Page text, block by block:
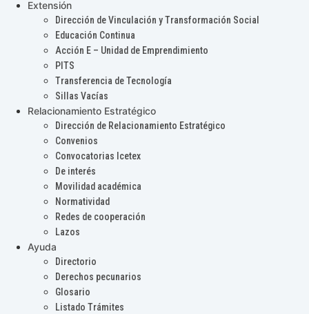
Extensión
Dirección de Vinculación y Transformación Social
Educación Continua
Acción E – Unidad de Emprendimiento
PITS
Transferencia de Tecnología
Sillas Vacías
Relacionamiento Estratégico
Dirección de Relacionamiento Estratégico
Convenios
Convocatorias Icetex
De interés
Movilidad académica
Normatividad
Redes de cooperación
Lazos
Ayuda
Directorio
Derechos pecunarios
Glosario
Listado Trámites